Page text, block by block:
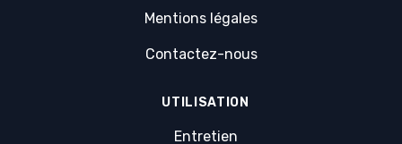
Mentions légales
Contactez-nous
UTILISATION
Entretien